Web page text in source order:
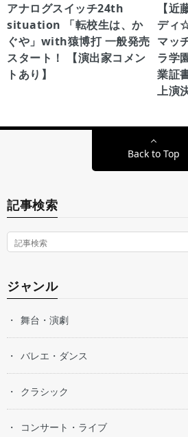
アナログスイッチ24th
situation 「転校生は、か
ぐや」with猿博打 一般発売
スタート！ 【演出家コメン
トあり】
【
ディ
マッ
ラ学
業証
上演
Back to Top
記事検索
ジャンル
舞台・演劇
バレエ・ダンス
クラシック
コンサート・ライブ